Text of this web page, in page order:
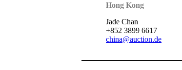
Hong Kong
Jade Chan
+852 3899 6617
china@auction.de